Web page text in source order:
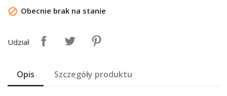
 Obecnie brak na stanie
Udział
Opis Szczegóły produktu